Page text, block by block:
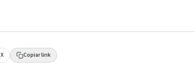
X Copiar link